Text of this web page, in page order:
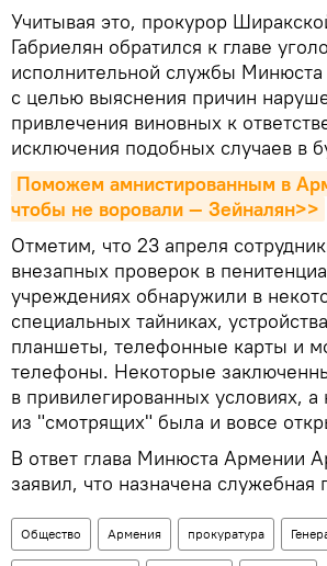
Учитывая это, прокурор
Габриелян обратился к главе
исполнительной службы
с целью выяснения причин
привлечения виновных к
исключения подобных случаев в
Поможем амнистированным в
чтобы не воровали — Зейналян>>
Отметим, что 23 апреля
внезапных проверок в
учреждениях обнаружили в
специальных тайниках,
планшеты, телефонные карты и
телефоны. Некоторые
в привилегированных условиях, а
из "смотрящих" была и вовсе
В ответ глава Минюста Армении
заявил, что назначена служебная
Общество Армения прокуратура